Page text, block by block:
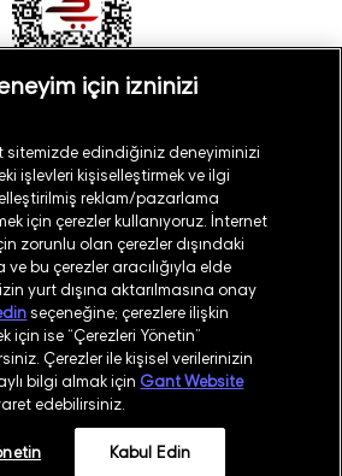
Mağaza Bul
©2026GANT
Site Haritası
Kullanım Koşulları
Whatsapp Aydınlatma Metni
için izninizi
edindiğiniz deneyiminizi
işlevleri kişiselleştirmek ve ilgi
reklam/pazarlama
için çerezler kullanıyoruz. İnternet
zorunlu olan çerezler dışındaki
ve bu çerezler aracılığıyla elde
yurt dışına aktarılmasına onay
seçeneğine; çerezlere ilişkin
için ise “Çerezleri Yönetin”
Çerezler ile kişisel verilerinizin
bilgi almak için Gant Website
edebilirsiniz.
Kabul Edin